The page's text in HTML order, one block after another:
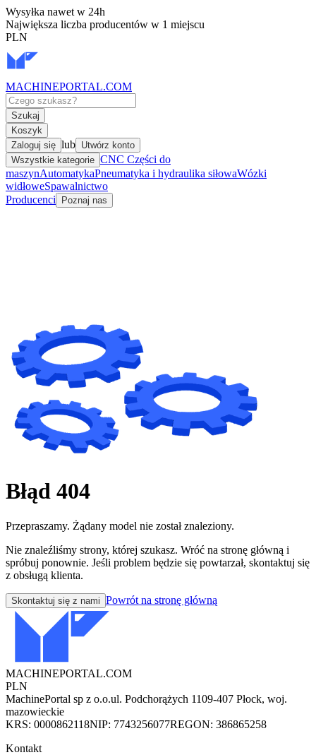
Wysyłka nawet w 24h
Największa liczba producentów w 1 miejscu
PLN
MACHINEPORTAL.COM
Szukaj
Koszyk
Zaloguj się lub Utwórz konto
Wszystkie kategorie CNC Części do
maszynAutomatykaPneumatyka i hydraulika siłowaWózki
widłoweSpawalnictwo
Producenci
Poznaj nas
Błąd 404
Przepraszamy. Żądany model nie został znaleziony.
Nie znaleźliśmy strony, której szukasz. Wróć na stronę główną i
spróbuj ponownie. Jeśli problem będzie się powtarzał, skontaktuj się
z obsługą klienta.
Skontaktuj się z nami Powrót na stronę główną
MACHINEPORTAL.COM
PLN
MachinePortal sp z o.o.ul. Podchorążych 1109-407 Płock, woj.
mazowieckie
KRS: 0000862118NIP: 7743256077REGON: 386865258
Kontakt